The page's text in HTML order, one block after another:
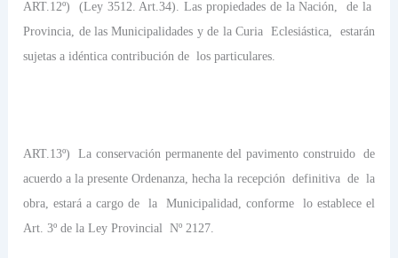
ART.12º) (Ley 3512. Art.34). Las propiedades de la Nación,
de la
Provincia, de las Municipalidades y de la Curia Eclesiástica,
estarán
sujetas a idéntica contribución de los particulares.
ART.13º) La conservación permanente del pavimento construido
de
acuerdo a la presente Ordenanza, hecha la recepción definitiva de la
obra, estará a cargo de
la Municipalidad, conforme
lo establece el
Art. 3º de la Ley Provincial Nº 2127.